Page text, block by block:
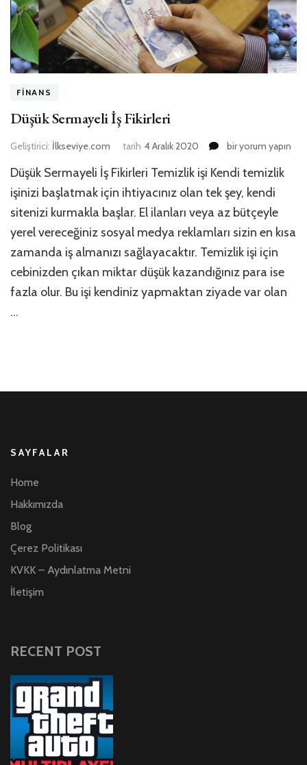
FINANS
Düşük Sermayeli İş Fikirleri
Geliştirici: İlkseviye.com tarih 4 Aralık 2020
Düşük
İş
Fikirleri
için
bir yorum yapın
Düşük Sermayeli İş Fikirleri Temizlik işi Kendi temizlik
işinizi başlatmak için ihtiyacınız olan tek şey, kendi
sitenizi kurmakla başlar. El ilanları veya az bütçeyle
yerel vereceğiniz sosyal medya reklamları sizin en kısa
zamanda iş almanızı sağlayacaktır. Temizlik işi için
cebinizden çıkan miktar düşük kazandığınız para ise
fazla olur. Bu işi kendiniz yapmaktan ziyade var olan
…
SAYFALAR
Home
Hakkımızda
Blog
Çerez Politikası
KVKK – Aydınlatma Metni
İletişim
RECENT POST